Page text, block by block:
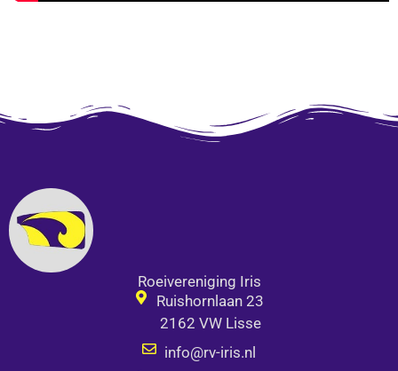
Roeivereniging Iris
Ruishornlaan 23
2162 VW Lisse
info@rv-iris.nl